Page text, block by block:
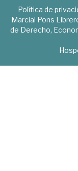
Política de
Marcial Pons
de Derecho,